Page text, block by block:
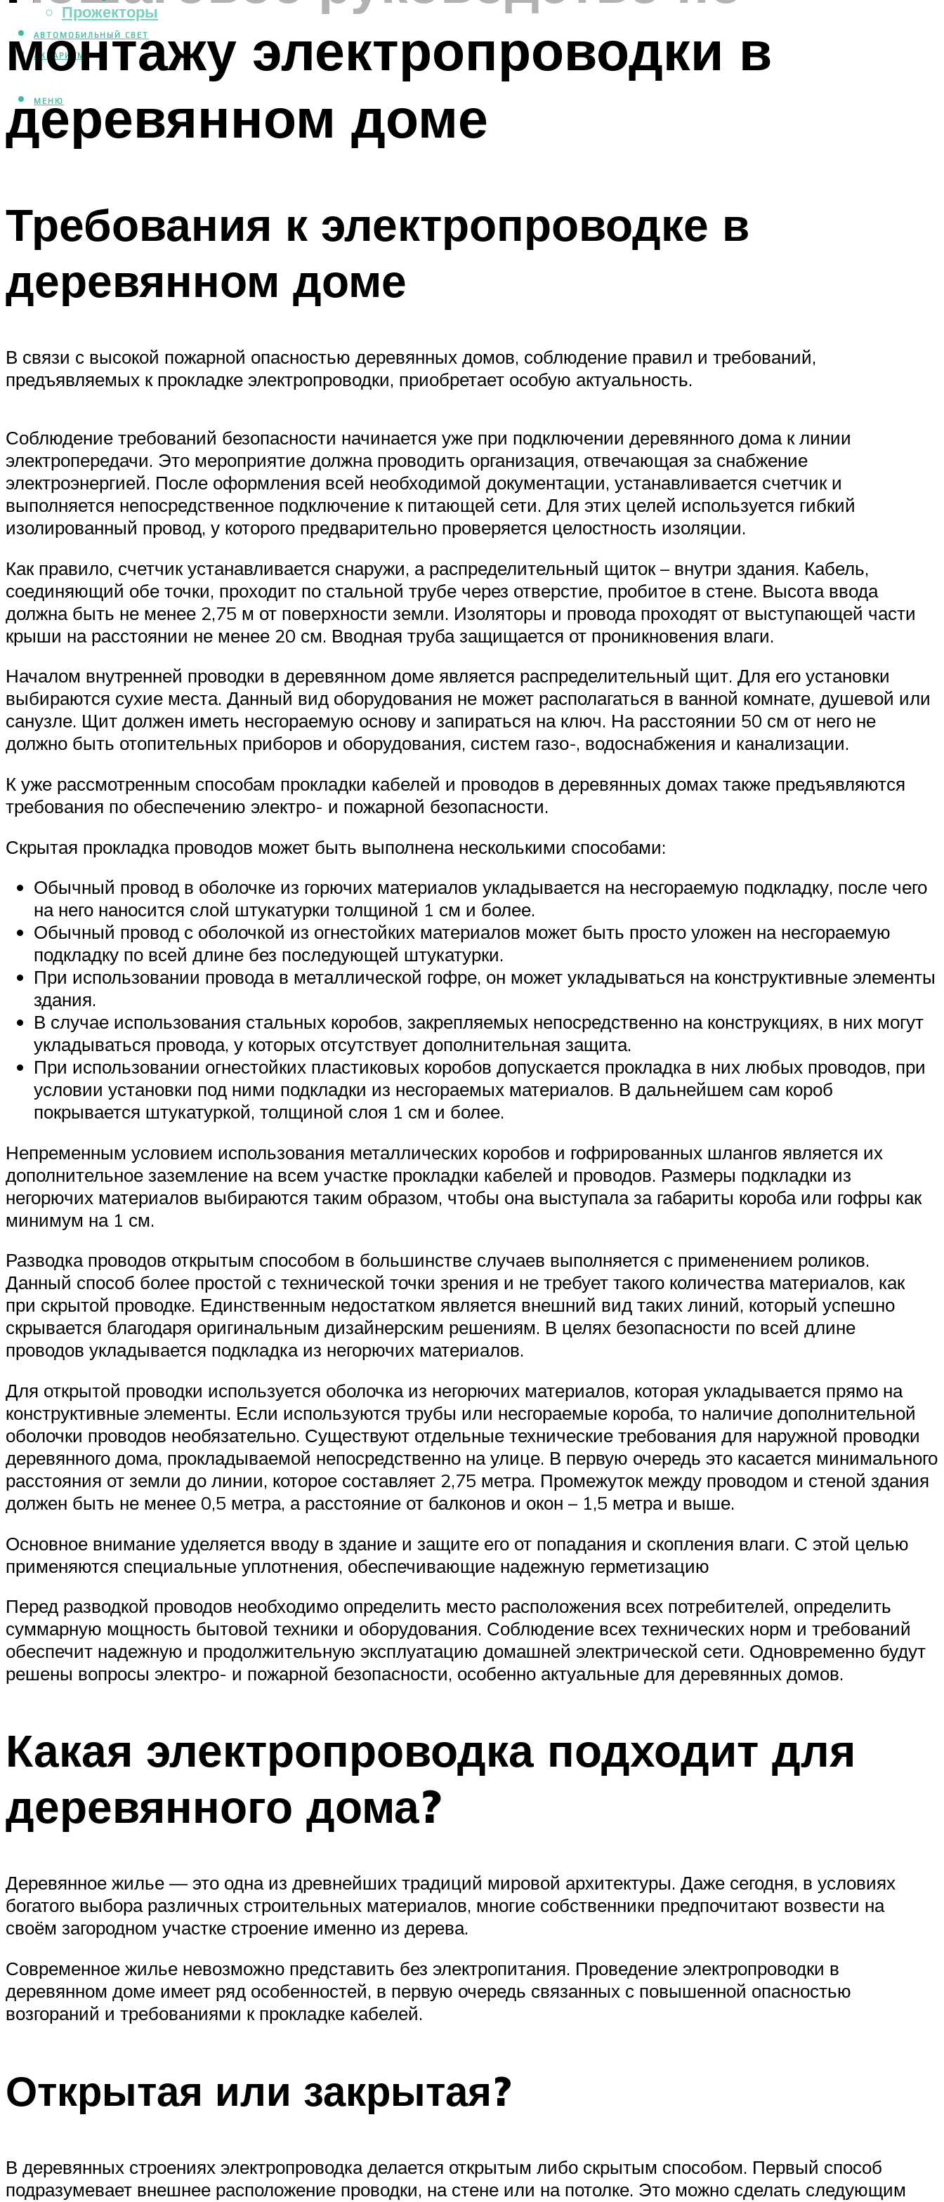
Прожекторы
АВТОМОБИЛЬНЫЙ СВЕТ
АКВАРИУМ
МЕНЮ
монтажу электропроводки в
деревянном доме
Требования к электропроводке в
деревянном доме
В связи с высокой пожарной опасностью деревянных домов, соблюдение правил и требований,
предъявляемых к прокладке электропроводки, приобретает особую актуальность.
Соблюдение требований безопасности начинается уже при подключении деревянного дома к линии
электропередачи. Это мероприятие должна проводить организация, отвечающая за снабжение
электроэнергией. После оформления всей необходимой документации, устанавливается счетчик и
выполняется непосредственное подключение к питающей сети. Для этих целей используется гибкий
изолированный провод, у которого предварительно проверяется целостность изоляции.
Как правило, счетчик устанавливается снаружи, а распределительный щиток – внутри здания. Кабель,
соединяющий обе точки, проходит по стальной трубе через отверстие, пробитое в стене. Высота ввода
должна быть не менее 2,75 м от поверхности земли. Изоляторы и провода проходят от выступающей части
крыши на расстоянии не менее 20 см. Вводная труба защищается от проникновения влаги.
Началом внутренней проводки в деревянном доме является распределительный щит. Для его установки
выбираются сухие места. Данный вид оборудования не может располагаться в ванной комнате, душевой или
санузле. Щит должен иметь несгораемую основу и запираться на ключ. На расстоянии 50 см от него не
должно быть отопительных приборов и оборудования, систем газо-, водоснабжения и канализации.
К уже рассмотренным способам прокладки кабелей и проводов в деревянных домах также предъявляются
требования по обеспечению электро- и пожарной безопасности.
Скрытая прокладка проводов может быть выполнена несколькими способами:
Обычный провод в оболочке из горючих материалов укладывается на несгораемую подкладку, после чего
на него наносится слой штукатурки толщиной 1 см и более.
Обычный провод с оболочкой из огнестойких материалов может быть просто уложен на несгораемую
подкладку по всей длине без последующей штукатурки.
При использовании провода в металлической гофре, он может укладываться на конструктивные элементы
здания.
В случае использования стальных коробов, закрепляемых непосредственно на конструкциях, в них могут
укладываться провода, у которых отсутствует дополнительная защита.
При использовании огнестойких пластиковых коробов допускается прокладка в них любых проводов, при
условии установки под ними подкладки из несгораемых материалов. В дальнейшем сам короб
покрывается штукатуркой, толщиной слоя 1 см и более.
Непременным условием использования металлических коробов и гофрированных шлангов является их
дополнительное заземление на всем участке прокладки кабелей и проводов. Размеры подкладки из
негорючих материалов выбираются таким образом, чтобы она выступала за габариты короба или гофры как
минимум на 1 см.
Разводка проводов открытым способом в большинстве случаев выполняется с применением роликов.
Данный способ более простой с технической точки зрения и не требует такого количества материалов, как
при скрытой проводке. Единственным недостатком является внешний вид таких линий, который успешно
скрывается благодаря оригинальным дизайнерским решениям. В целях безопасности по всей длине
проводов укладывается подкладка из негорючих материалов.
Для открытой проводки используется оболочка из негорючих материалов, которая укладывается прямо на
конструктивные элементы. Если используются трубы или несгораемые короба, то наличие дополнительной
оболочки проводов необязательно. Существуют отдельные технические требования для наружной проводки
деревянного дома, прокладываемой непосредственно на улице. В первую очередь это касается минимального
расстояния от земли до линии, которое составляет 2,75 метра. Промежуток между проводом и стеной здания
должен быть не менее 0,5 метра, а расстояние от балконов и окон – 1,5 метра и выше.
Основное внимание уделяется вводу в здание и защите его от попадания и скопления влаги. С этой целью
применяются специальные уплотнения, обеспечивающие надежную герметизацию
Перед разводкой проводов необходимо определить место расположения всех потребителей, определить
суммарную мощность бытовой техники и оборудования. Соблюдение всех технических норм и требований
обеспечит надежную и продолжительную эксплуатацию домашней электрической сети. Одновременно будут
решены вопросы электро- и пожарной безопасности, особенно актуальные для деревянных домов.
Какая электропроводка подходит для
деревянного дома?
Деревянное жилье — это одна из древнейших традиций мировой архитектуры. Даже сегодня, в условиях
богатого выбора различных строительных материалов, многие собственники предпочитают возвести на
своём загородном участке строение именно из дерева.
Современное жилье невозможно представить без электропитания. Проведение электропроводки в
деревянном доме имеет ряд особенностей, в первую очередь связанных с повышенной опасностью
возгораний и требованиями к прокладке кабелей.
Открытая или закрытая?
В деревянных строениях электропроводка делается открытым либо скрытым способом. Первый способ
подразумевает внешнее расположение проводки, на стене или на потолке. Это можно сделать следующим